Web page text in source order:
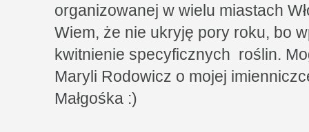
organizowanej w wielu miastach
Wiem, że nie ukryję pory roku, bo
kwitnienie specyficznych roślin.
Maryli Rodowicz o mojej
Małgośka :)